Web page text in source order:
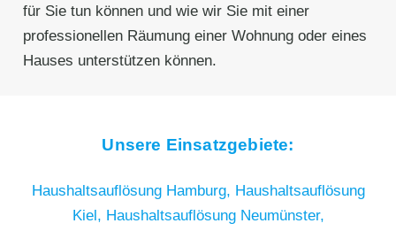
für Sie tun können und wie wir Sie mit einer
professionellen Räumung einer Wohnung oder eines
Hauses unterstützen können.
Unsere Einsatzgebiete:
Haushaltsauflösung Hamburg, Haushaltsauflösung
Kiel, Haushaltsauflösung Neumünster,